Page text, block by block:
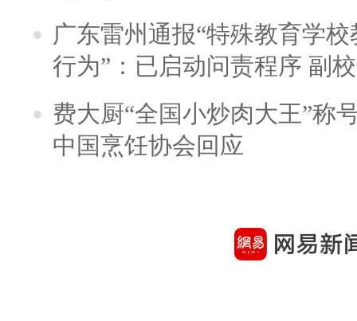
广东雷州通报“特殊教育学
行为”：已启动问责程序 副
费大厨“全国小炒肉大王”称
中国烹饪协会回应